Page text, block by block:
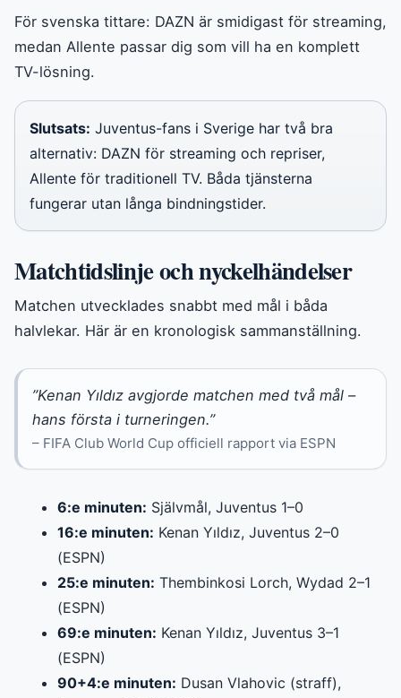
För svenska tittare: DAZN är smidigast för streaming,
medan Allente passar dig som vill ha en komplett
TV-lösning.
Slutsats: Juventus-fans i Sverige har två bra
alternativ: DAZN för streaming och repriser,
Allente för traditionell TV. Båda tjänsterna
fungerar utan långa bindningstider.
Matchtidslinje och nyckelhändelser
Matchen utvecklades snabbt med mål i båda
halvlekar. Här är en kronologisk sammanställning.
”Kenan Yıldız avgjorde matchen med två mål –
hans första i turneringen.”
– FIFA Club World Cup officiell rapport via ESPN
6:e minuten: Självmål, Juventus 1–0
16:e minuten: Kenan Yıldız, Juventus 2–0
(ESPN)
25:e minuten: Thembinkosi Lorch, Wydad 2–1
(ESPN)
69:e minuten: Kenan Yıldız, Juventus 3–1
(ESPN)
90+4:e minuten: Dusan Vlahovic (straff),